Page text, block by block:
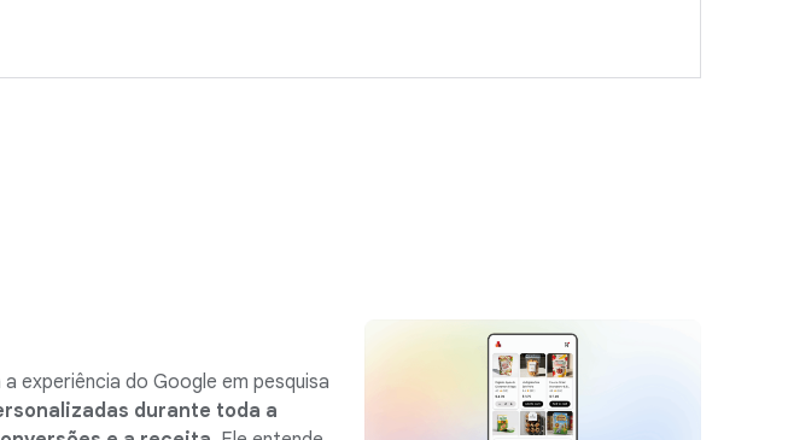
experiência do Google em pesquisa
durante toda a